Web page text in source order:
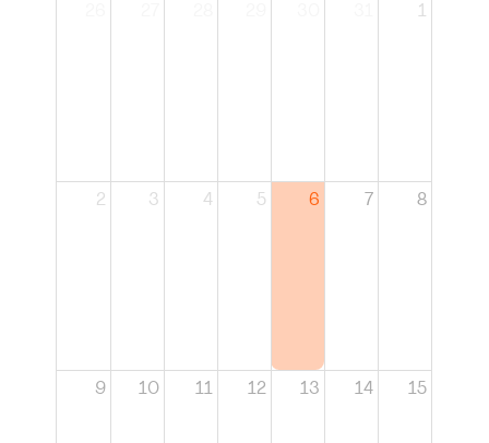
1
2 3 4 5 6 7 8
9 10 11 12 13 14 15